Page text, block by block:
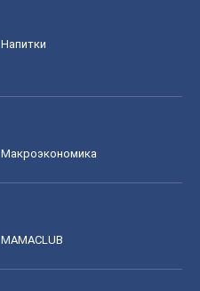
Напитки
Mакроэкономика
MAMACLUB